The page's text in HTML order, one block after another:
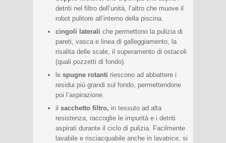
detriti nel filtro dell’unità, l’altro che muove il
robot pulitore all’interno della piscina.
cingoli laterali che permettono la pulizia di
pareti, vasca e linea di galleggiamento, la
risalita delle scale, il superamento di ostacoli
(quali pozzetti di fondo).
le spugne rotanti riescono ad abbattere i
residui più grandi sul fondo, permettendone
poi l’aspirazione.
il sacchetto filtro, in tessuto ad alta
resistenza, raccoglie le impurità e i detriti
aspirati durante il ciclo di pulizia. Facilmente
lavabile e risciacquabile anche in lavatrice, si